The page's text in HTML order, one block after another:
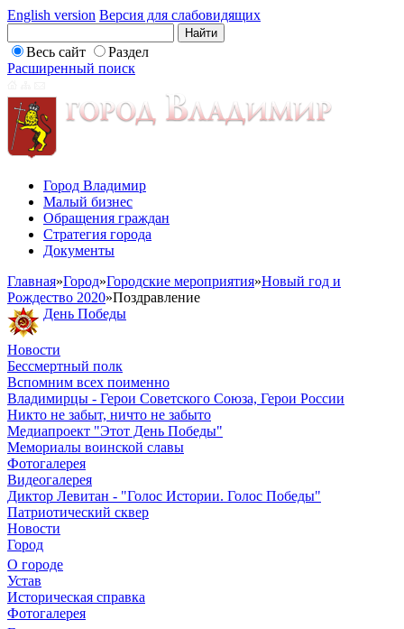
English version Версия для слабовидящих
Весь сайт
Раздел
Расширенный поиск
Город Владимир
Малый бизнес
Обращения граждан
Стратегия города
Документы
Главная»Город»Городские мероприятия»Новый год и
Рождество 2020»Поздравление
День Победы
Новости
Бессмертный полк
Вспомним всех поименно
Владимирцы - Герои Советского Союза, Герои России
Никто не забыт, ничто не забыто
Медиапроект "Этот День Победы"
Мемориалы воинской славы
Фотогалерея
Видеогалерея
Диктор Левитан - "Голос Истории. Голос Победы"
Патриотический сквер
Новости
Город
О городе
Устав
Историческая справка
Фотогалерея